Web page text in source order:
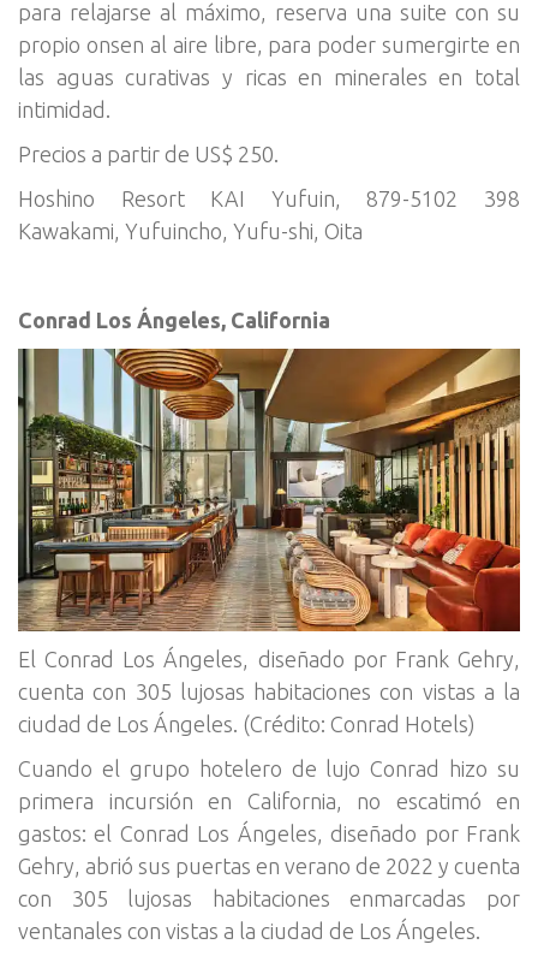
para relajarse al máximo, reserva una suite con su
propio onsen al aire libre, para poder sumergirte en
las aguas curativas y ricas en minerales en total
intimidad.
Precios a partir de US$ 250.
Hoshino Resort KAI Yufuin, 879-5102 398
Kawakami, Yufuincho, Yufu-shi, Oita
Conrad Los Ángeles, California
El Conrad Los Ángeles, diseñado por Frank Gehry,
cuenta con 305 lujosas habitaciones con vistas a la
ciudad de Los Ángeles. (Crédito: Conrad Hotels)
Cuando el grupo hotelero de lujo Conrad hizo su
primera incursión en California, no escatimó en
gastos: el Conrad Los Ángeles, diseñado por Frank
Gehry, abrió sus puertas en verano de 2022 y cuenta
con 305 lujosas habitaciones enmarcadas por
ventanales con vistas a la ciudad de Los Ángeles.